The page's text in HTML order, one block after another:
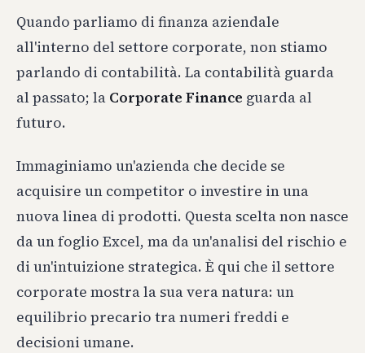
Quando parliamo di finanza aziendale
all'interno del settore corporate, non stiamo
parlando di contabilità. La contabilità guarda
al passato; la Corporate Finance guarda al
futuro.
Immaginiamo un'azienda che decide se
acquisire un competitor o investire in una
nuova linea di prodotti. Questa scelta non nasce
da un foglio Excel, ma da un'analisi del rischio e
di un'intuizione strategica. È qui che il settore
corporate mostra la sua vera natura: un
equilibrio precario tra numeri freddi e
decisioni umane.